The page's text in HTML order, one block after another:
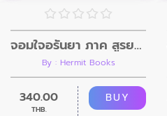
จอมใจอรันยา ภาค สูรยาทิตย์อัสดง
By : Hermit Books
340.00
THB.
BUY